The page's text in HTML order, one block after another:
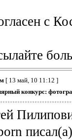
с
[ 13 май, 10 11:12 ]
конкурс: